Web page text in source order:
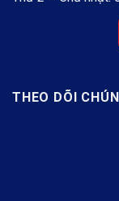
THEO DÕI